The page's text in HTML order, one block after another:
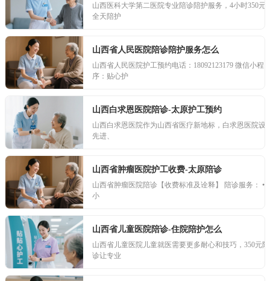
山西医科大学第二医院专业陪诊陪护服务，4小时350元
全天陪护
山西省人民医院陪诊陪护服务怎么
山西省人民医院护工预约电话：18092123179 微信小程
序：贴心护
山西白求恩医院陪诊-太原护工预约
山西白求恩医院作为山西省医疗新地标，白求恩医院设
先进、
山西省肿瘤医院护工收费-太原陪诊
山西省肿瘤医院陪诊【收费标准及诠释】 陪诊服务： • 4
小
山西省儿童医院陪诊-住院陪护怎么
山西省儿童医院儿童就医需要更多耐心和技巧，350元陪
诊让专业